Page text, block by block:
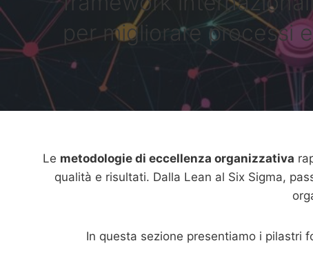
per migliorare processi
Le metodologie di eccellenza organizzativa
qualità e risultati. Dalla Lean al Six Sigma,
In questa sezione presentiamo i pilastri